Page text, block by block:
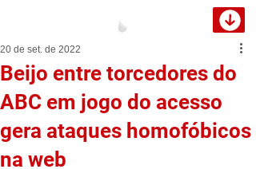
Beijo entre torcedores do
ABC em jogo do acesso
gera ataques homofóbicos
na web
20 de set. de 2022